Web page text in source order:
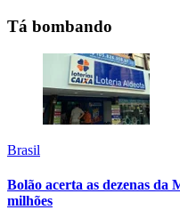
Tá bombando
Brasil
Bolão acerta as dezenas da
milhões